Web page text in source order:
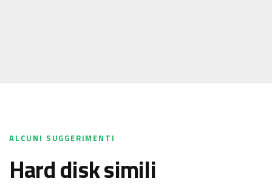
ALCUNI SUGGERIMENTI
hard disk simili